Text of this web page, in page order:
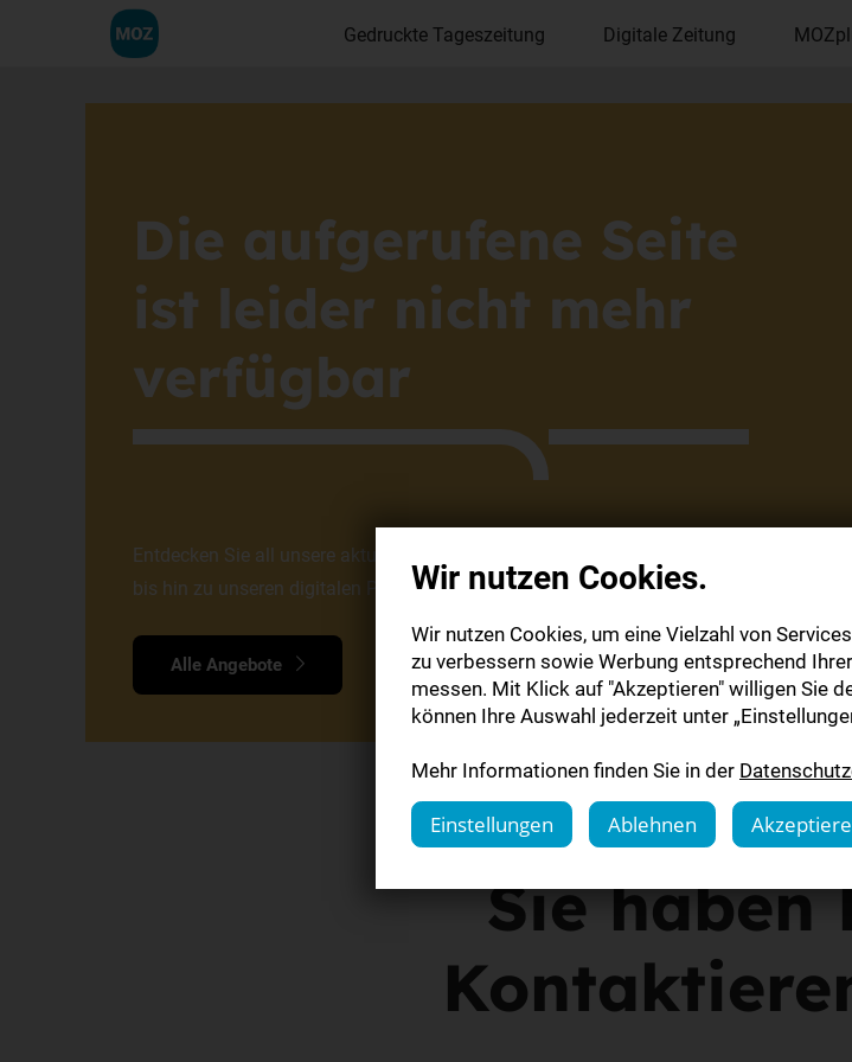
Gedruckte Tageszeitung Digitale Zeitung
Die aufgerufene Seite
ist leider nicht mehr
verfügbar
Entdecken Sie all unsere aktuellen Angebote von der gedruckten Ausgabe
bis hin zu unseren digitalen Produkten. Wir freuen uns auf Sie!
Alle Angebote
Sie haben
Wir nutzen Cookies.
Wir nutzen Cookies, um eine Vielzahl von
zu verbessern sowie Werbung entsprechend
messen. Mit Klick auf "Akzeptieren" willigen Sie
können Ihre Auswahl jederzeit unter
Mehr Informationen finden Sie in der
Einstellungen
Ablehnen